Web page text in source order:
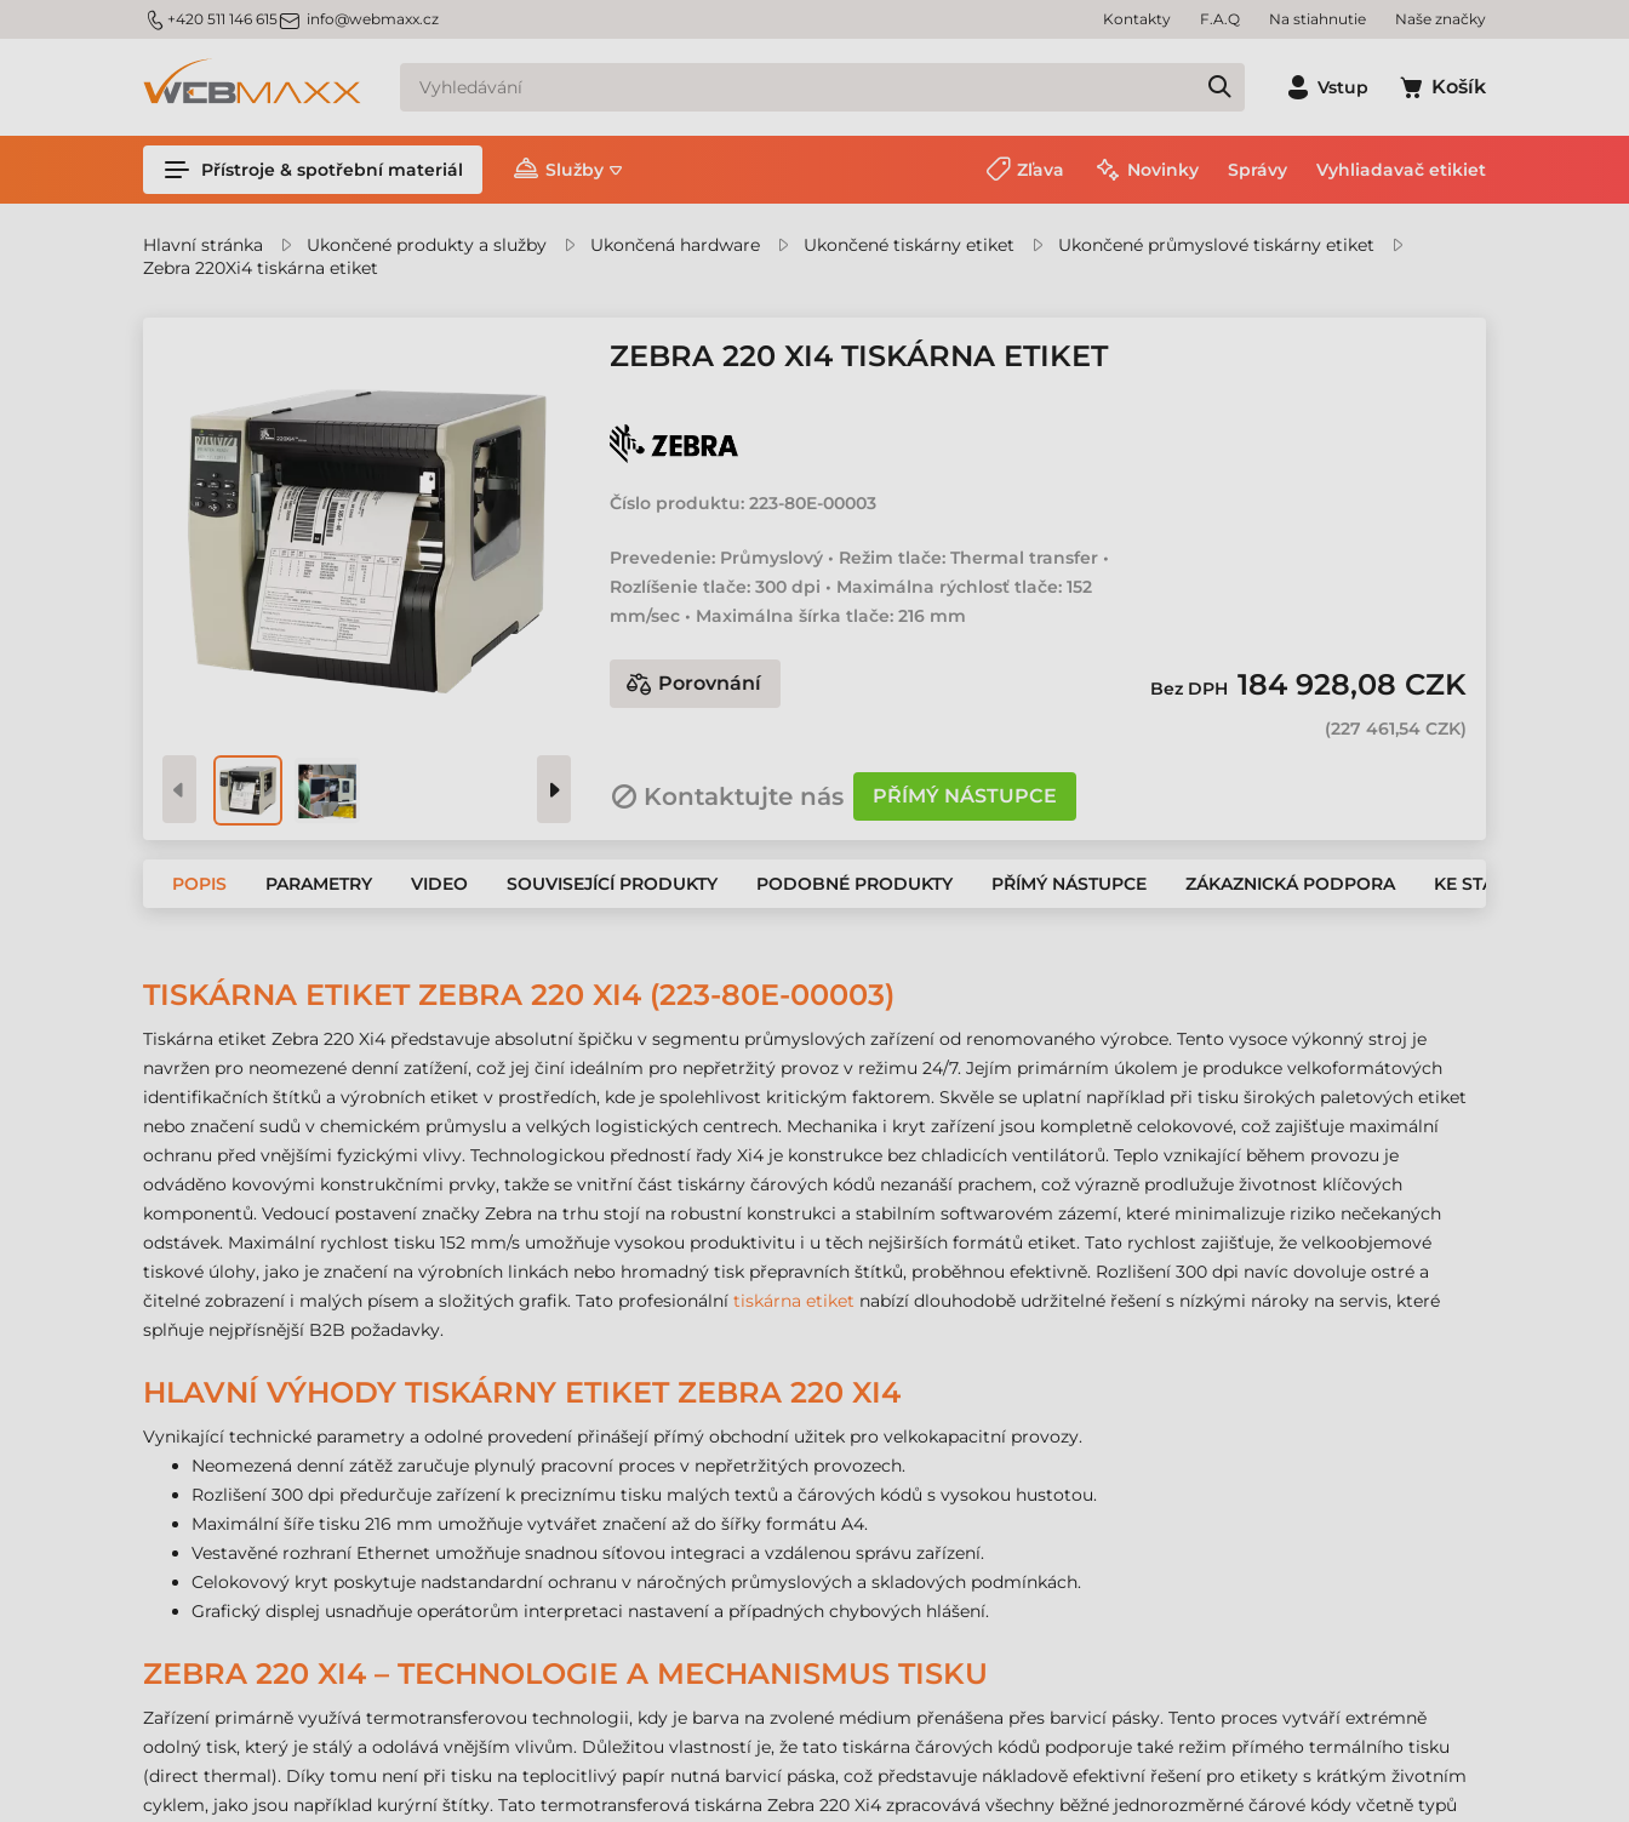
m_phone +420 511 146 615m_email info@webmaxx.cz Kontakty F.A.Q Na stiahnutie Naše značky
Vstup Košík
Přístroje & spotřební materiál Služby Zľava Novinky Správy Vyhliadavač etikiet
Hlavní stránka Ukončené produkty a služby Ukončená hardware Ukončené tiskárny etiket
Ukončené průmyslové tiskárny etiket
Zebra 220Xi4 tiskárna etiket
ZEBRA 220 XI4 TISKÁRNA ETIKET
Číslo produktu: 223-80E-00003
Prevedenie: Průmyslový • Režim tlače: Thermal transfer •
Rozlíšenie tlače: 300 dpi • Maximálna rýchlosť tlače: 152
mm/sec • Maximálna šírka tlače: 216 mm
Porovnání Bez DPH 184 928,08 CZK
(227 461,54 CZK)
Kontaktujte nás PŘÍMÝ NÁSTUPCE
POPIS PARAMETRY VIDEO SOUVISEJÍCÍ PRODUKTY PODOBNÉ PRODUKTY PŘÍMÝ NÁSTUPCE ZÁKAZNICKÁ PODPORA KE STAŽENÍ
TISKÁRNA ETIKET ZEBRA 220 XI4 (223-80E-00003)
Tiskárna etiket Zebra 220 Xi4 představuje absolutní špičku v segmentu průmyslových zařízení od renomovaného výrobce. Tento vysoce výkonný stroj je
navržen pro neomezené denní zatížení, což jej činí ideálním pro nepřetržitý provoz v režimu 24/7. Jejím primárním úkolem je produkce velkoformátových
identifikačních štítků a výrobních etiket v prostředích, kde je spolehlivost kritickým faktorem. Skvěle se uplatní například při tisku širokých paletových etiket
nebo značení sudů v chemickém průmyslu a velkých logistických centrech. Mechanika i kryt zařízení jsou kompletně celokovové, což zajišťuje maximální
ochranu před vnějšími fyzickými vlivy. Technologickou předností řady Xi4 je konstrukce bez chladicích ventilátorů. Teplo vznikající během provozu je
odváděno kovovými konstrukčními prvky, takže se vnitřní část tiskárny čárových kódů nezanáší prachem, což výrazně prodlužuje životnost klíčových
komponentů. Vedoucí postavení značky Zebra na trhu stojí na robustní konstrukci a stabilním softwarovém zázemí, které minimalizuje riziko nečekaných
odstávek. Maximální rychlost tisku 152 mm/s umožňuje vysokou produktivitu i u těch nejširších formátů etiket. Tato rychlost zajišťuje, že velkoobjemové
tiskové úlohy, jako je značení na výrobních linkách nebo hromadný tisk přepravních štítků, proběhnou efektivně. Rozlišení 300 dpi navíc dovoluje ostré a
čitelné zobrazení i malých písem a složitých grafik. Tato profesionální tiskárna etiket nabízí dlouhodobě udržitelné řešení s nízkými nároky na servis, které
splňuje nejpřísnější B2B požadavky.
HLAVNÍ VÝHODY TISKÁRNY ETIKET ZEBRA 220 XI4
Vynikající technické parametry a odolné provedení přinášejí přímý obchodní užitek pro velkokapacitní provozy.
Neomezená denní zátěž zaručuje plynulý pracovní proces v nepřetržitých provozech.
Rozlišení 300 dpi předurčuje zařízení k preciznímu tisku malých textů a čárových kódů s vysokou hustotou.
Maximální šíře tisku 216 mm umožňuje vytvářet značení až do šířky formátu A4.
Vestavěné rozhraní Ethernet umožňuje snadnou síťovou integraci a vzdálenou správu zařízení.
Celokovový kryt poskytuje nadstandardní ochranu v náročných průmyslových a skladových podmínkách.
Grafický displej usnadňuje operátorům interpretaci nastavení a případných chybových hlášení.
ZEBRA 220 XI4 – TECHNOLOGIE A MECHANISMUS TISKU
Zařízení primárně využívá termotransferovou technologii, kdy je barva na zvolené médium přenášena přes barvicí pásky. Tento proces vytváří extrémně
odolný tisk, který je stálý a odolává vnějším vlivům. Důležitou vlastností je, že tato tiskárna čárových kódů podporuje také režim přímého termálního tisku
(direct thermal). Díky tomu není při tisku na teplocitlivý papír nutná barvicí páska, což představuje nákladově efektivní řešení pro etikety s krátkým životním
cyklem, jako jsou například kurýrní štítky. Tato termotransferová tiskárna Zebra 220 Xi4 zpracovává všechny běžné jednorozměrné čárové kódy včetně typů